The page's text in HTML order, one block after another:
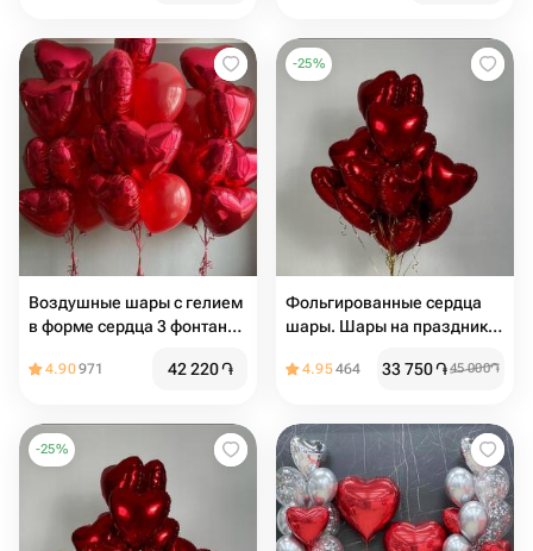
Воздушные шары с гелием
в форме сердца 3 фонтана
4.90971 42 220֏
-25%
Фольгированные сердца
шары. Шары на праздник.
Подарок на мероприятие.
4.95464 33 750֏45 000֏
-25%